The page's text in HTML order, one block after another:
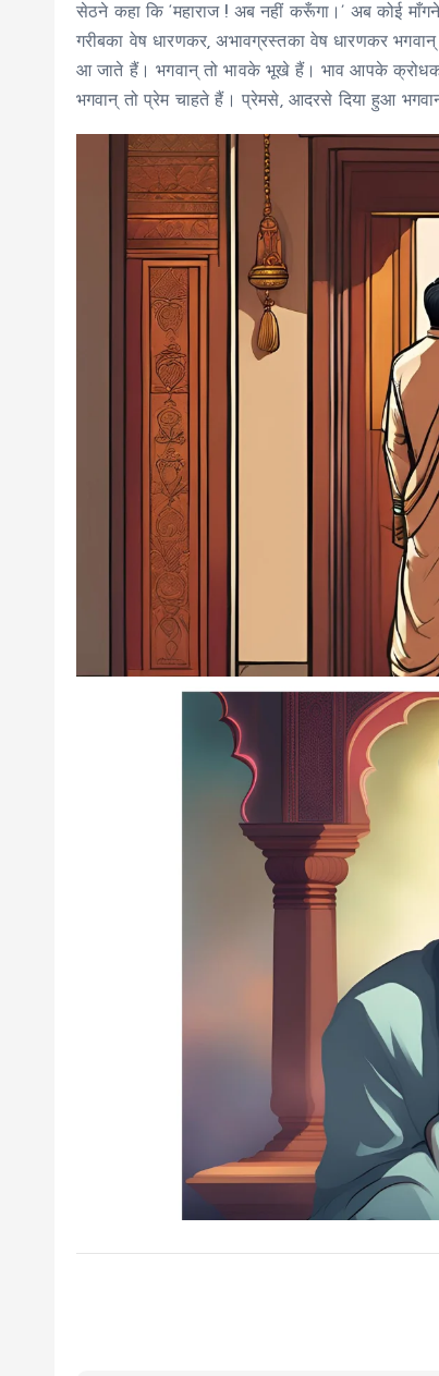
सेठने कहा कि ‘महाराज ! अब नहीं करूँगा।’ अब कोई
गरीबका वेष धारणकर, अभावग्रस्तका वेष धारणकर
आ जाते हैं। भगवान् तो भावके भूखे हैं। भाव आपके
भगवान् तो प्रेम चाहते हैं। प्रेमसे, आदरसे दिया हुआ